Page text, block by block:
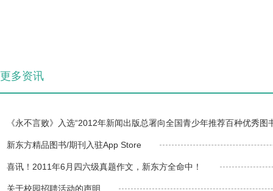
更多资讯
《永不言败》入选“2012年新闻出版总署向全国青少年推荐百种优秀图
新东方精品图书/期刊入驻App Store
喜讯！2011年6月四六级真题作文，新东方全命中！
关于校园招聘活动的声明